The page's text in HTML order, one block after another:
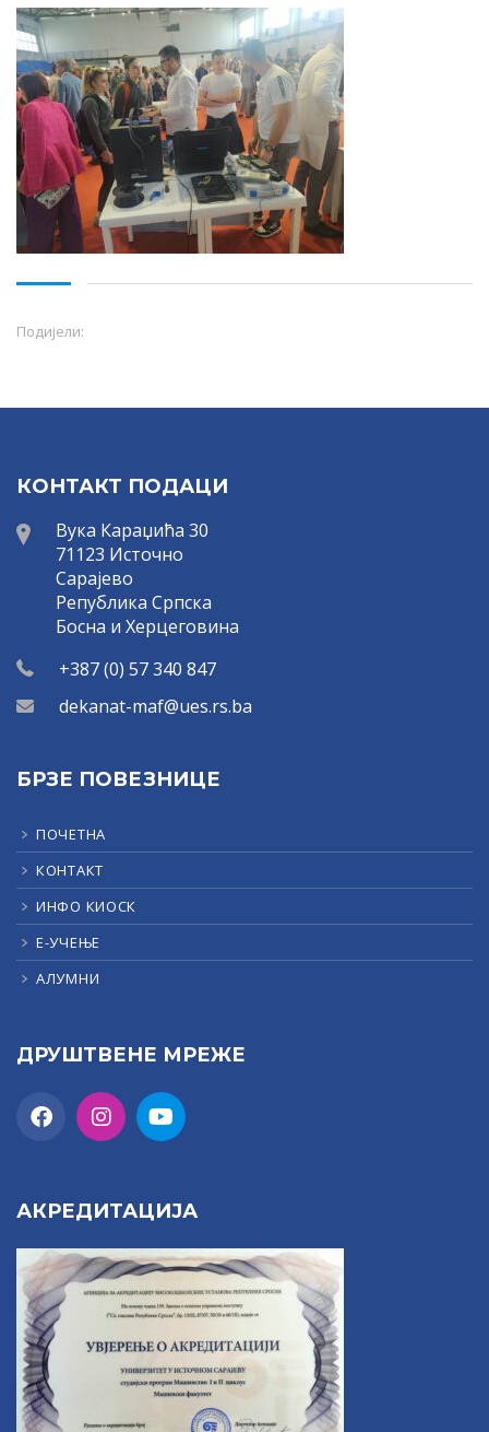
Подијели:
КОНТАКТ ПОДАЦИ
Вука Караџића 30
71123 Источно
Сарајево
Република Српска
Босна и Херцеговина
+387 (0) 57 340 847
dekanat-maf@ues.rs.ba
БРЗЕ ПОВЕЗНИЦЕ
ПОЧЕТНА
КОНТАКТ
ИНФО КИОСК
Е-УЧЕЊЕ
АЛУМНИ
ДРУШТВЕНЕ МРЕЖЕ
АКРЕДИТАЦИЈА